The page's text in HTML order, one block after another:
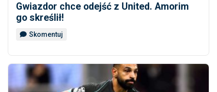
Gwiazdor chce odejść z United. Amorim
go skreślił!
Skomentuj